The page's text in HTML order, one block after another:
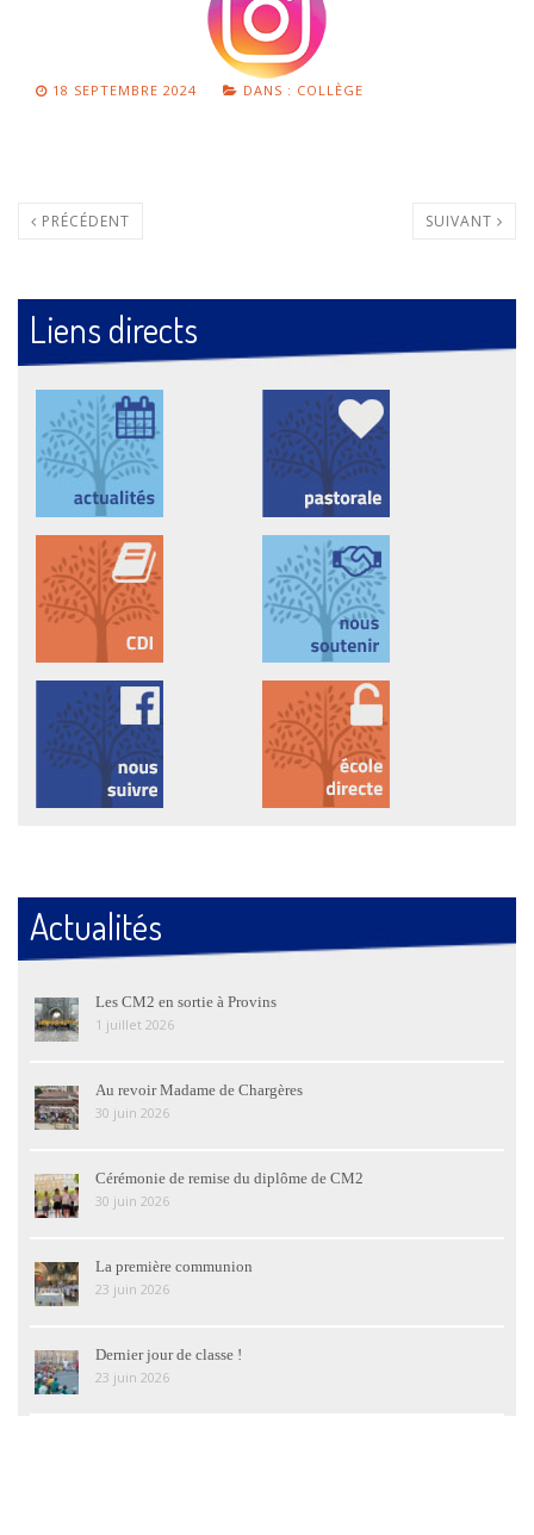
18 SEPTEMBRE 2024 DANS : COLLÈGE
PRÉCÉDENT SUIVANT
Liens directs
Actualités
Les CM2 en sortie à Provins
1 juillet 2026
Au revoir Madame de Chargères
30 juin 2026
Cérémonie de remise du diplôme de CM2
30 juin 2026
La première communion
23 juin 2026
Dernier jour de classe !
23 juin 2026